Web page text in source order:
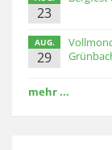
23
AUG.
29
mehr ...